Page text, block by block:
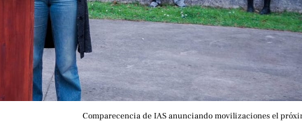
Comparecencia de IAS anunciando movilizaciones el